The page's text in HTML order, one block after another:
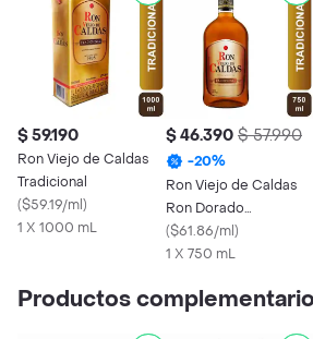
$ 59.190
Ron Viejo de Caldas
Tradicional
($59.19/ml)
1 X 1000 mL
$ 46.390 $ 57.990
-20%
Ron Viejo de Caldas
Ron Dorado
Tradicional
($61.86/ml)
1 X 750 mL
Productos